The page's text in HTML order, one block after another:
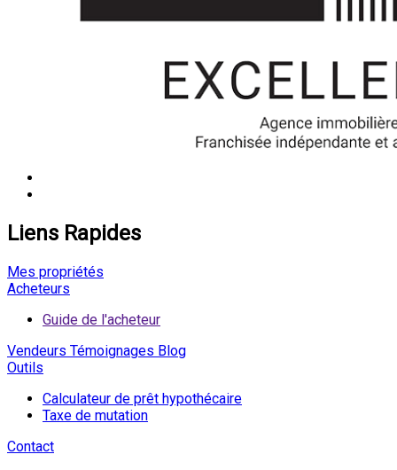
Liens Rapides
Mes propriétés
Acheteurs
Guide de l'acheteur
Vendeurs Témoignages Blog
Outils
Calculateur de prêt hypothécaire
Taxe de mutation
Contact